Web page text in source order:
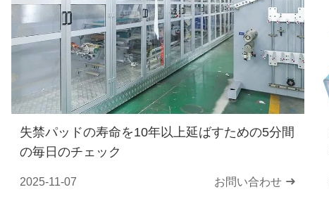
失禁パッドの寿命を10年以上延ばすための5分間
の毎日のチェック
2025-11-07 お問い合わせ